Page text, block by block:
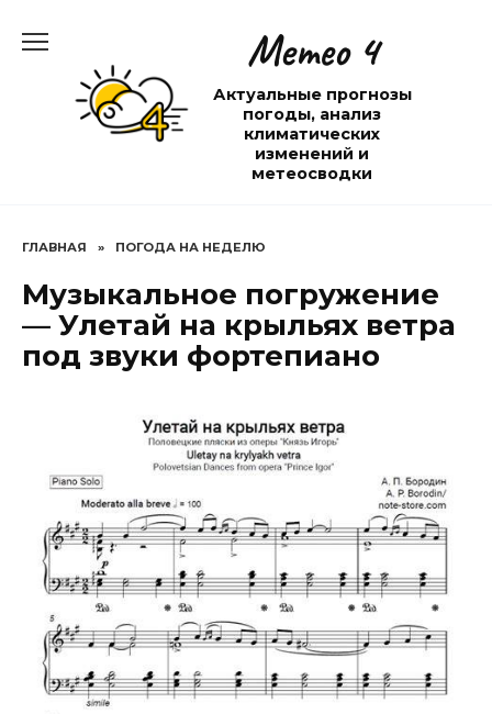
содержанию
Метео 4
Актуальные прогнозы
погоды, анализ
климатических
изменений и
метеосводки
ГЛАВНАЯ » ПОГОДА НА НЕДЕЛЮ
Музыкальное погружение
— Улетай на крыльях ветра
под звуки фортепиано